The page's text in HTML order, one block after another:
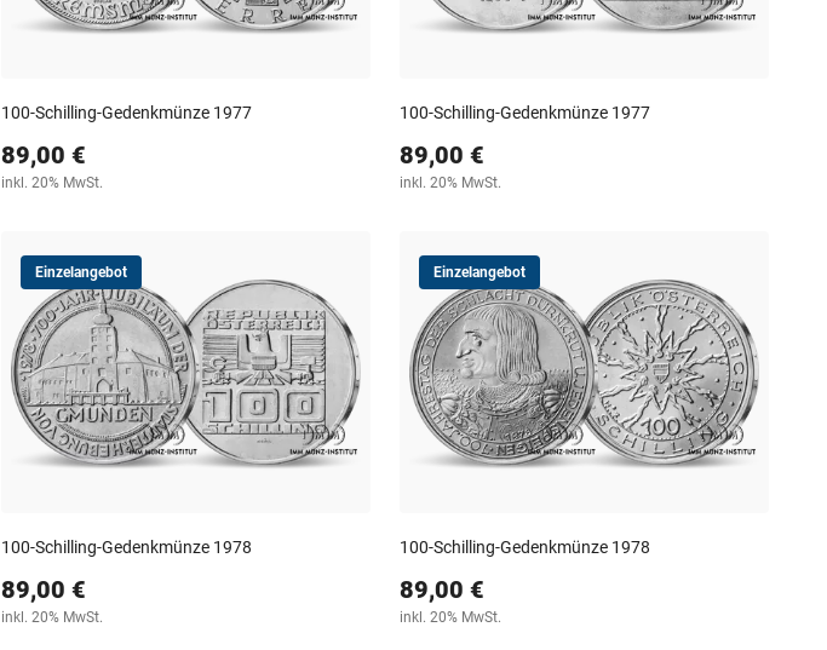
100-Schilling-Gedenkmünze 1977
89,00 €
inkl. 20% MwSt.
100-Schilling-Gedenkmünze 1977
89,00 €
inkl. 20% MwSt.
Einzelangebot
100-Schilling-Gedenkmünze 1978
89,00 €
inkl. 20% MwSt.
Einzelangebot
100-Schilling-Gedenkmünze 1978
89,00 €
inkl. 20% MwSt.